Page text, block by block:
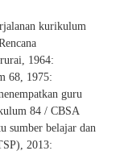
kurikulum
1964:
68, 1975:
guru
84 / CBSA
sumber belajar dan
2013: